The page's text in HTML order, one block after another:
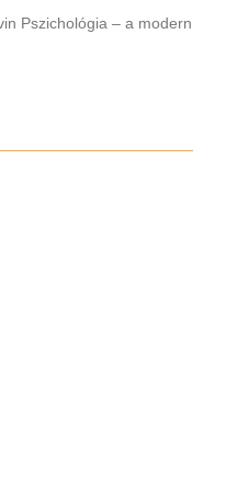
Pszichológia – a modern